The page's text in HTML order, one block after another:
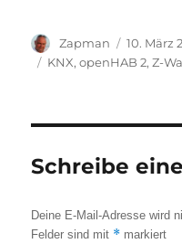
Autor
Zapman
am
10. März
Schlagwörter
KNX,openHAB 2,Z-
Schreibe
Deine E-Mail-Adresse wird
Felder sind mit * markiert